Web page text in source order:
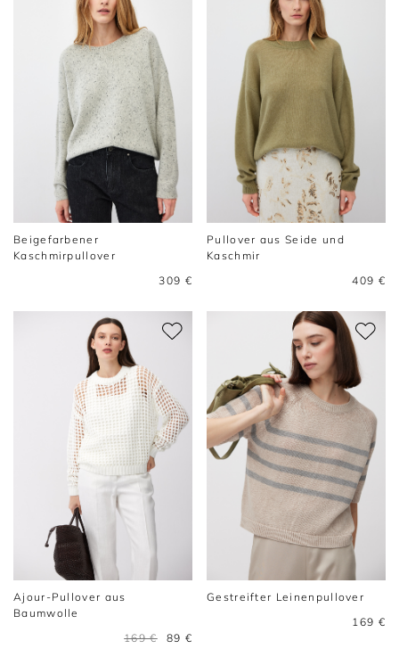
Beigefarbener
Kaschmirpullover
309 €
Pullover aus Seide und
Kaschmir
409 €
Ajour-Pullover aus
Baumwolle
169 €
89 €
Gestreifter Leinenpullover
169 €